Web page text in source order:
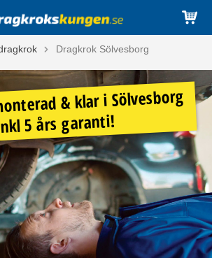
Dragkrok Sölvesborg
& klar i Sölvesborg
5 års garanti!